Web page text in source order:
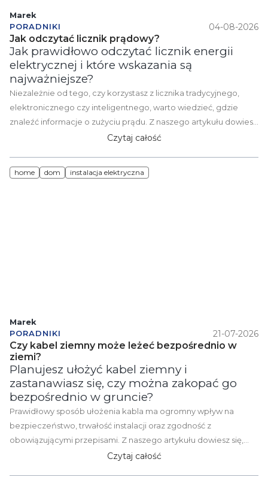
PORADNIKI 04-08-2026
Jak odczytać licznik prądowy?
Jak prawidłowo odczytać licznik energii
elektrycznej i które wskazania są
najważniejsze?
Niezależnie od tego, czy korzystasz z licznika tradycyjnego,
elektronicznego czy inteligentnego, warto wiedzieć, gdzie
znaleźć informacje o zużyciu prądu. Z naszego artykułu dowiesz
się, jak odczytać licznik prądowy, co oznaczają wyświetlane
licznika. Dzięki temu z łatwością skontrolujesz zużycie energii i
lepiej zapanujesz nad rachunkami za prąd.
Czytaj całość
Marek
home dom instalacja elektryczna
PORADNIKI 21-07-2026
Czy kabel ziemny może leżeć bezpośrednio w
ziemi?
Planujesz ułożyć kabel ziemny i
zastanawiasz się, czy można zakopać go
bezpośrednio w gruncie?
Prawidłowy sposób ułożenia kabla ma ogromny wpływ na
bezpieczeństwo, trwałość instalacji oraz zgodność z
obowiązującymi przepisami. Z naszego artykułu dowiesz się,
które kable nadają się do układania w ziemi, kiedy warto
Czytaj całość
Marek